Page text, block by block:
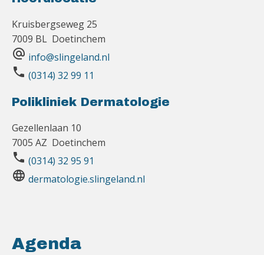
Kruisbergseweg 25
7009 BL Doetinchem
alternate_email info@slingeland.nl
phone (0314) 32 99 11
Polikliniek Dermatologie
Gezellenlaan 10
7005 AZ Doetinchem
phone (0314) 32 95 91
language dermatologie.slingeland.nl
Agenda